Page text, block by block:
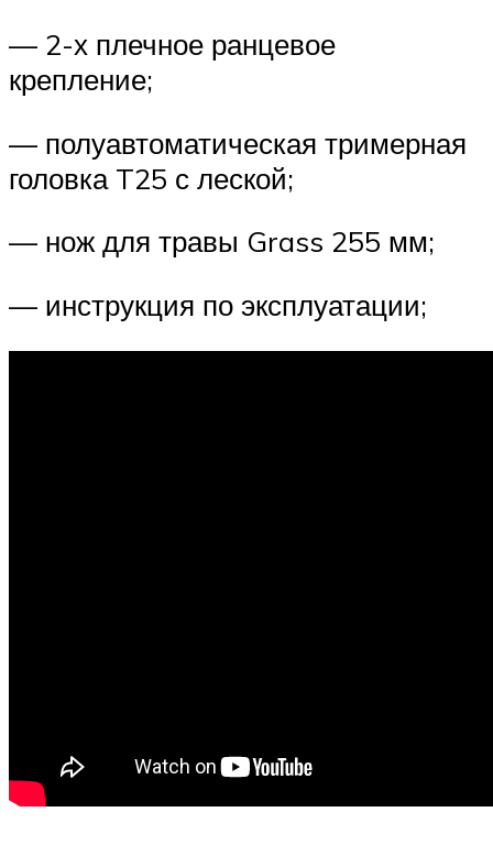
— 2-х плечное ранцевое
крепление;
— полуавтоматическая тримерная
головка T25 с леской;
— нож для травы Grass 255 мм;
— инструкция по эксплуатации;